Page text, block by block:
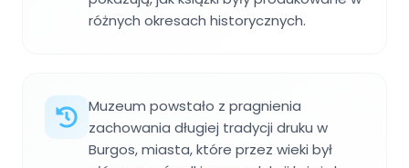
różnych okresach historycznych.
Muzeum powstało z pragnienia
zachowania długiej tradycji druku w
Burgos, miasta, które przez wieki był